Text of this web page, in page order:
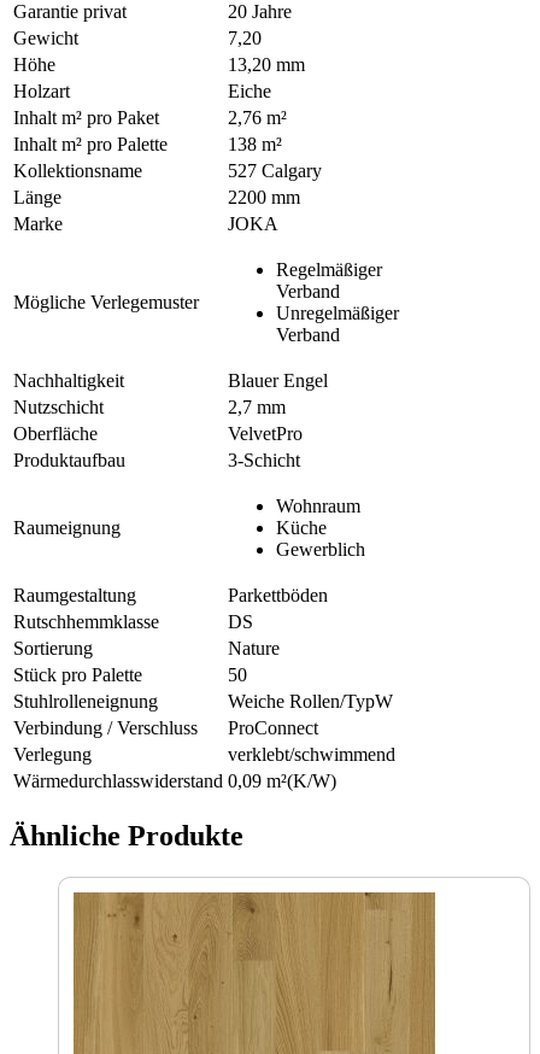
Garantie privat
20 Jahre
Gewicht
7,20
Höhe
13,20 mm
Holzart
Eiche
Inhalt m² pro Paket
2,76 m²
Inhalt m² pro Palette
138 m²
Kollektionsname
527 Calgary
Länge
2200 mm
Marke
JOKA
Mögliche Verlegemuster
Regelmäßiger
Verband
Unregelmäßiger
Verband
Nachhaltigkeit
Blauer Engel
Nutzschicht
2,7 mm
Oberfläche
VelvetPro
Produktaufbau
3-Schicht
Raumeignung
Wohnraum
Küche
Gewerblich
Raumgestaltung
Parkettböden
Rutschhemmklasse
DS
Sortierung
Nature
Stück pro Palette
50
Stuhlrolleneignung
Weiche Rollen/TypW
Verbindung / Verschluss
ProConnect
Verlegung
verklebt/schwimmend
Wärmedurchlasswiderstand 0,09 m²(K/W)
Ähnliche Produkte